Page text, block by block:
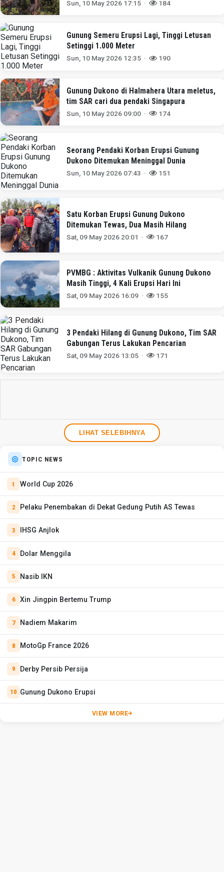
Sun, 10 May 2026 17:15 · 184
Gunung Semeru Erupsi Lagi, Tinggi Letusan
Setinggi 1.000 Meter
Sun, 10 May 2026 12:35 · 190
Gunung Dukono di Halmahera Utara meletus,
tim SAR cari dua pendaki Singapura
Sun, 10 May 2026 09:00 · 174
Seorang Pendaki Korban Erupsi Gunung
Dukono Ditemukan Meninggal Dunia
Sun, 10 May 2026 07:43 · 151
Satu Korban Erupsi Gunung Dukono
Ditemukan Tewas, Dua Masih Hilang
Sat, 09 May 2026 20:01 · 167
PVMBG : Aktivitas Vulkanik Gunung Dukono
Masih Tinggi, 4 Kali Erupsi Hari Ini
Sat, 09 May 2026 16:09 · 155
3 Pendaki Hilang di Gunung Dukono, Tim SAR
Gabungan Terus Lakukan Pencarian
Sat, 09 May 2026 13:05 · 171
LIHAT SELEBIHNYA
TOPIC NEWS
World Cup 2026
Pelaku Penembakan di Dekat Gedung Putih AS Tewas
IHSG Anjlok
Dolar Menggila
Nasib IKN
Xin Jingpin Bertemu Trump
Nadiem Makarim
MotoGp France 2026
Derby Persib Persija
Gunung Dukono Erupsi
VIEW MORE